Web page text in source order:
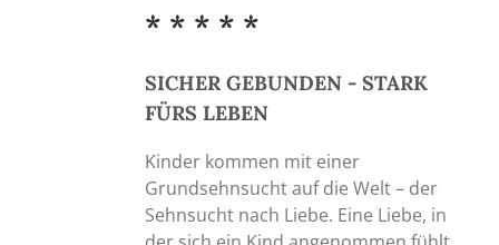
* * * * *
SICHER GEBUNDEN - STARK
FÜRS LEBEN
Kinder kommen mit einer
Grundsehnsucht auf die Welt – der
Sehnsucht nach Liebe. Eine Liebe, in